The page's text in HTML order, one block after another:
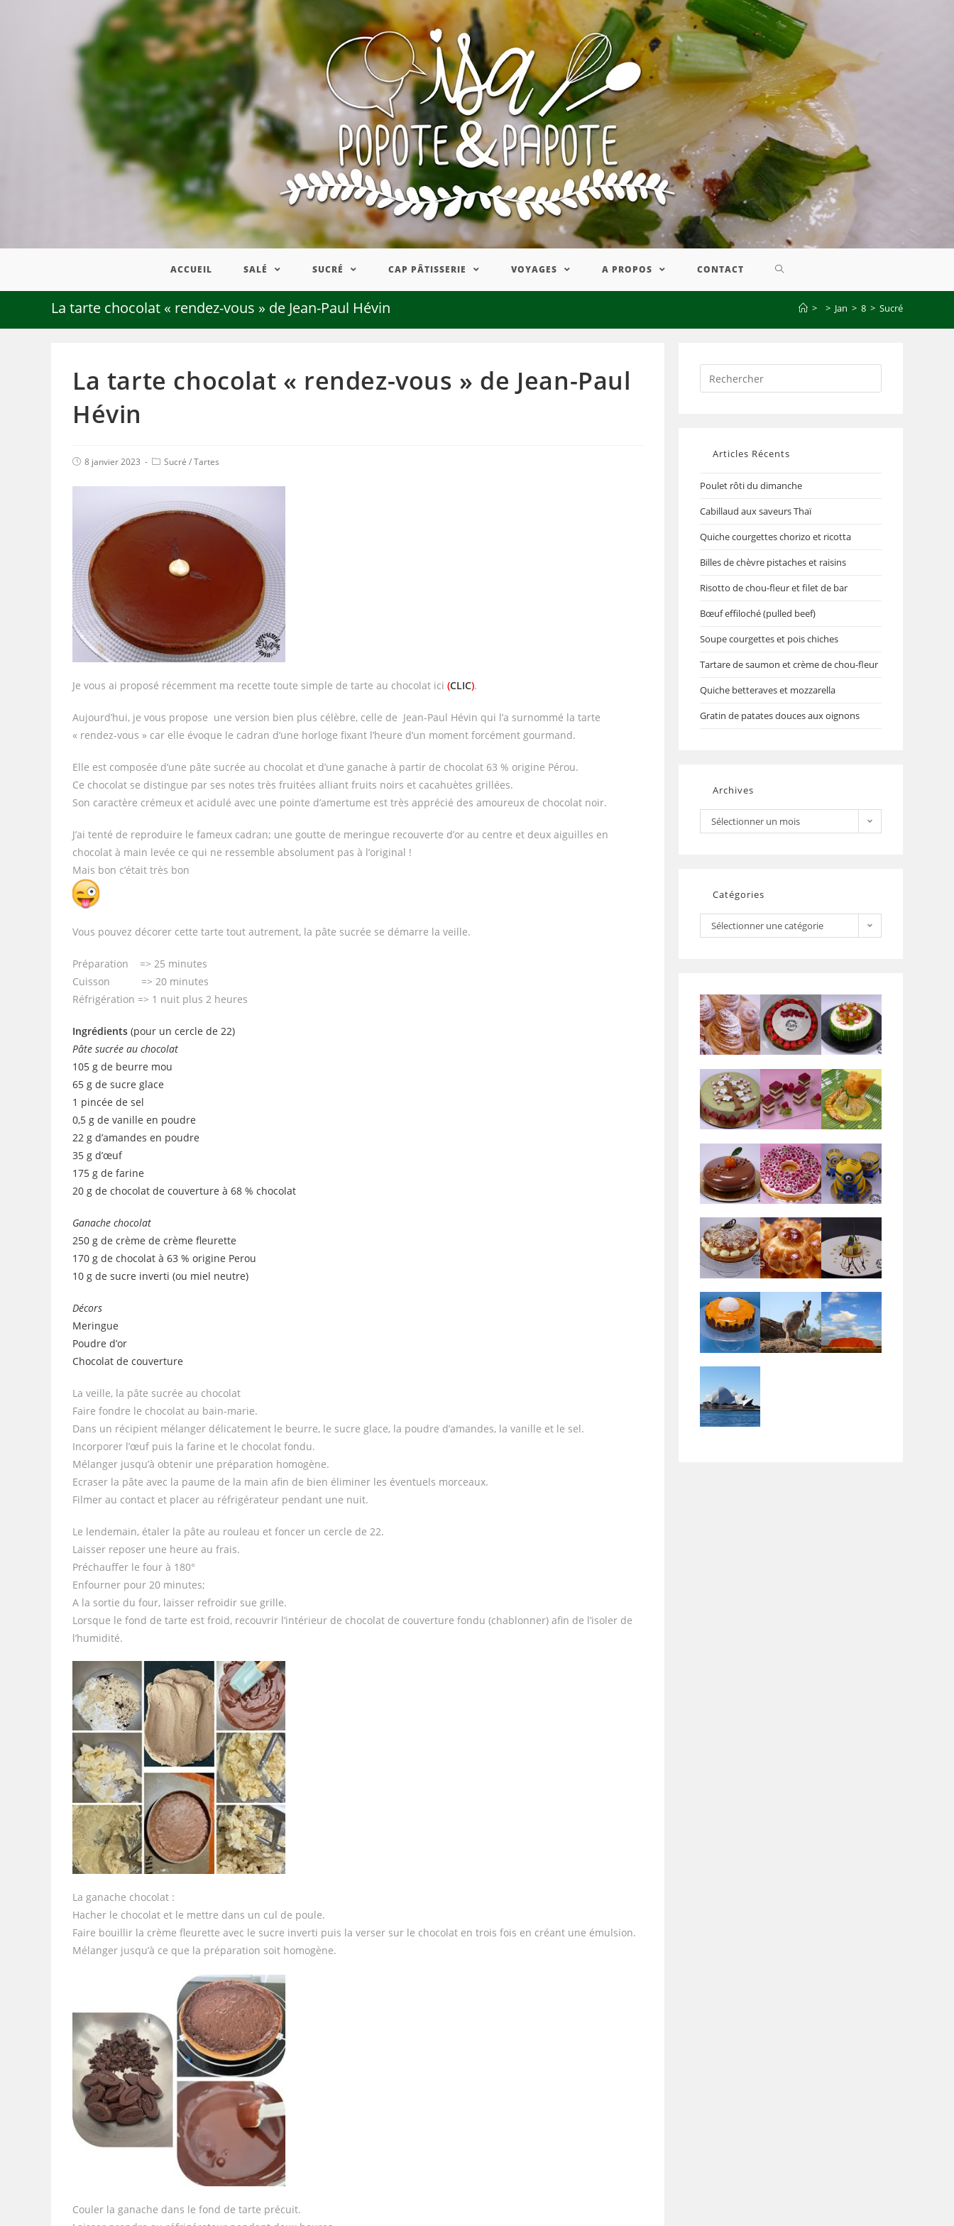
ACCUEIL SALÉ SUCRÉ CAP PÂTISSERIE VOYAGES A PROPOS CONTACT
La tarte chocolat « rendez-vous » de Jean-Paul Hévin > > Jan > 8 > Sucré
La tarte chocolat « rendez-vous » de Jean-Paul
Hévin
8 janvier 2023 Sucré /Tartes
Je vous ai proposé récemment ma recette toute simple de tarte au chocolat ici (CLIC).
Aujourd’hui, je vous propose une version bien plus célèbre, celle de Jean-Paul Hévin qui l’a surnommé la tarte
« rendez-vous » car elle évoque le cadran d’une horloge fixant l’heure d’un moment forcément gourmand.
Elle est composée d’une pâte sucrée au chocolat et d’une ganache à partir de chocolat 63 % origine Pérou.
Ce chocolat se distingue par ses notes très fruitées alliant fruits noirs et cacahuètes grillées.
Son caractère crémeux et acidulé avec une pointe d’amertume est très apprécié des amoureux de chocolat noir.
J’ai tenté de reproduire le fameux cadran; une goutte de meringue recouverte d’or au centre et deux aiguilles en
chocolat à main levée ce qui ne ressemble absolument pas à l’original !
Mais bon c’était très bon
Vous pouvez décorer cette tarte tout autrement, la pâte sucrée se démarre la veille.
Préparation => 25 minutes
Cuisson => 20 minutes
Réfrigération => 1 nuit plus 2 heures
Ingrédients (pour un cercle de 22)
Pâte sucrée au chocolat
105 g de beurre mou
65 g de sucre glace
1 pincée de sel
0,5 g de vanille en poudre
22 g d’amandes en poudre
35 g d’œuf
175 g de farine
20 g de chocolat de couverture à 68 % chocolat
Ganache chocolat
250 g de crème de crème fleurette
170 g de chocolat à 63 % origine Perou
10 g de sucre inverti (ou miel neutre)
Décors
Meringue
Poudre d’or
Chocolat de couverture
La veille, la pâte sucrée au chocolat
Faire fondre le chocolat au bain-marie.
Dans un récipient mélanger délicatement le beurre, le sucre glace, la poudre d’amandes, la vanille et le sel.
Incorporer l’œuf puis la farine et le chocolat fondu.
Mélanger jusqu’à obtenir une préparation homogène.
Ecraser la pâte avec la paume de la main afin de bien éliminer les éventuels morceaux.
Filmer au contact et placer au réfrigérateur pendant une nuit.
Le lendemain, étaler la pâte au rouleau et foncer un cercle de 22.
Laisser reposer une heure au frais.
Préchauffer le four à 180°
Enfourner pour 20 minutes;
A la sortie du four, laisser refroidir sue grille.
Lorsque le fond de tarte est froid, recouvrir l’intérieur de chocolat de couverture fondu (chablonner) afin de l’isoler de
l’humidité.
La ganache chocolat :
Hacher le chocolat et le mettre dans un cul de poule.
Faire bouillir la crème fleurette avec le sucre inverti puis la verser sur le chocolat en trois fois en créant une émulsion.
Mélanger jusqu’à ce que la préparation soit homogène.
Couler la ganache dans le fond de tarte précuit.
Articles Récents
Poulet rôti du dimanche
Cabillaud aux saveurs Thaï
Quiche courgettes chorizo et ricotta
Billes de chèvre pistaches et raisins
Risotto de chou-fleur et filet de bar
Bœuf effiloché (pulled beef)
Soupe courgettes et pois chiches
Tartare de saumon et crème de chou-fleur
Quiche betteraves et mozzarella
Gratin de patates douces aux oignons
Archives
Sélectionner un mois
Catégories
Sélectionner une catégorie